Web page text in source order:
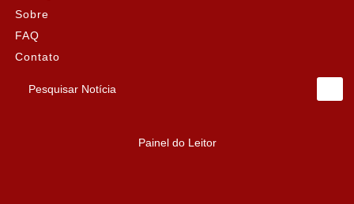
Sobre
FAQ
Contato
Pesquisar Notícia
Painel do Leitor